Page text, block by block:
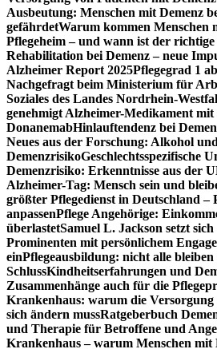
Ausbeutung: Menschen mit Demenz
gefährdetWarum kommen Menschen
Pflegeheim – und wann ist der
Rehabilitation bei Demenz – neue
Alzheimer Report 2025Pflegegrad 1
Nachgefragt beim Ministerium für
Soziales des Landes Nordrhein-
genehmigt Alzheimer-Medikament mit
DonanemabHinlauftendenz bei
Neues aus der Forschung: Alkohol und
DemenzrisikoGeschlechtsspezifische
Demenzrisiko: Erkenntnisse aus der
Alzheimer-Tag: Mensch sein und
größter Pflegedienst in Deutschland
anpassenPflege Angehörige:
überlastetSamuel L. Jackson setzt
Prominenten mit persönlichem
einPflegeausbildung: nicht alle bleiben
SchlussKindheitserfahrungen und
Zusammenhänge auch für die
Krankenhaus: warum die Versorgung
sich ändern mussRatgeberbuch
und Therapie für Betroffene und
Krankenhaus – warum Menschen mit